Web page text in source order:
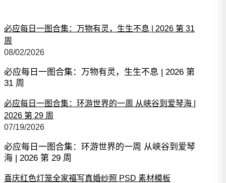
必应每日一图合集：万物有灵，生生不息 | 2026 第 31
周
08/02/2026
必应每日一图合集：万物有灵，生生不息 | 2026 第
31 周
必应每日一图合集：环游世界的一周 从峡谷到爱琴海 |
2026 第 29 周
07/19/2026
必应每日一图合集：环游世界的一周 从峡谷到爱琴
海 | 2026 第 29 周
喜庆红色灯笼全家福写真婚纱照 PSD 素材模板